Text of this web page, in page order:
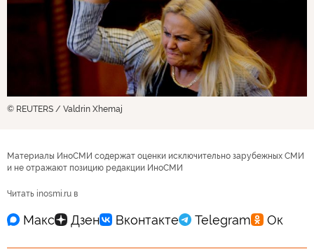
© REUTERS / Valdrin Xhemaj
Материалы ИноСМИ содержат оценки исключительно зарубежных СМИ
и не отражают позицию редакции ИноСМИ
Читать inosmi.ru в